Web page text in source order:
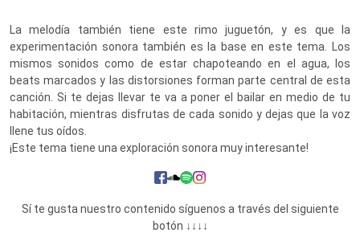
La melodía también tiene este rimo juguetón, y es que la
experimentación sonora también es la base en este tema. Los
mismos sonidos como de estar chapoteando en el agua, los
beats marcados y las distorsiones forman parte central de esta
canción. Si te dejas llevar te va a poner el bailar en medio de tu
habitación, mientras disfrutas de cada sonido y dejas que la voz
llene tus oídos.
¡Este tema tiene una exploración sonora muy interesante!
Sí te gusta nuestro contenido síguenos a través del siguiente
botón ↓↓↓↓